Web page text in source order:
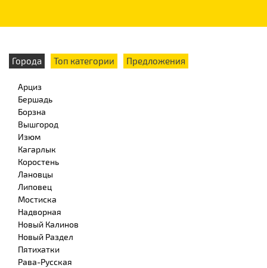
Города Топ категории Предложения
Арциз
Бершадь
Борзна
Вышгород
Изюм
Кагарлык
Коростень
Лановцы
Липовец
Мостиска
Надворная
Новый Калинов
Новый Раздел
Пятихатки
Рава-Русская